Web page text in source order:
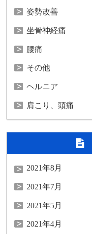
姿勢改善
坐骨神経痛
腰痛
その他
ヘルニア
肩こり、頭痛
2021年8月
2021年7月
2021年5月
2021年4月